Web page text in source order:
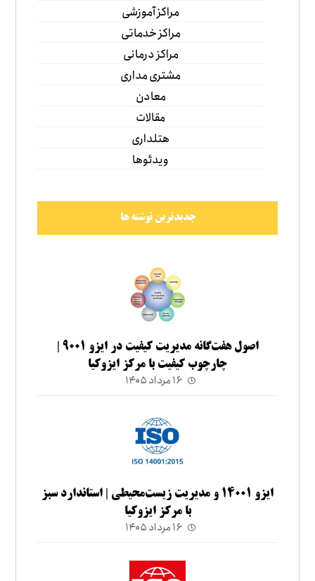
مراکز آموزشی
مراکز خدماتی
مراکز درمانی
مشتری مداری
معادن
مقالات
هتلداری
ویدئوها
جدیدترین نوشته ها
چارچوب کیفیت با مرکز ایزوکیا
۱۶ مرداد ۱۴۰۵
ایزو ۱۴۰۰۱ و مدیریت زیست‌محیطی | استاندارد سبز
با مرکز ایزوکیا
۱۶ مرداد ۱۴۰۵